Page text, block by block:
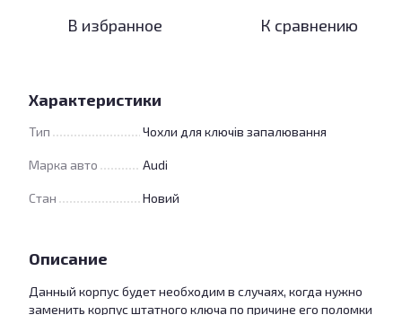
В избранное К сравнению
Характеристики
Тип Чохли для ключів запалювання
Марка авто Audi
Стан Новий
Описание
Данный корпус будет необходим в случаях, когда нужно
заменить корпус штатного ключа по причине его поломки